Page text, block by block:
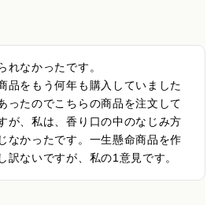
れなかったです。
品をもう何年も購入していました
ったのでこちらの商品を注文して
が、私は、香り口の中のなじみ方
なかったです。一生懸命商品を作
訳ないですが、私の1意見です。